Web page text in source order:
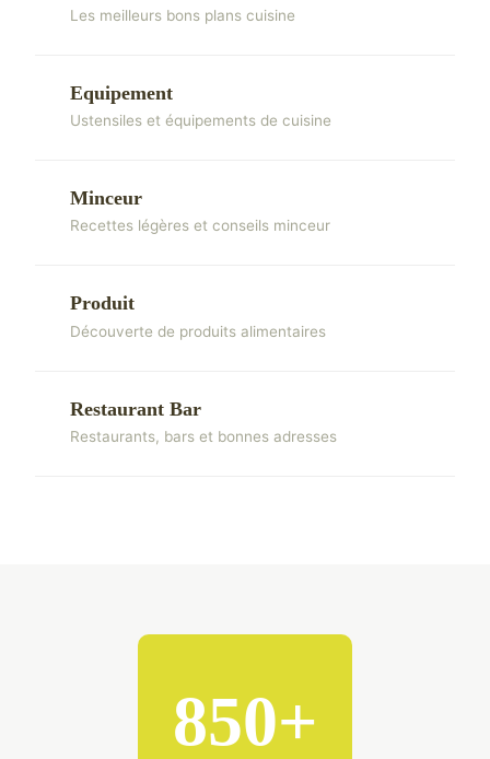
Les meilleurs bons plans cuisine
Equipement
Ustensiles et équipements de cuisine
Minceur
Recettes légères et conseils minceur
Produit
Découverte de produits alimentaires
Restaurant Bar
Restaurants, bars et bonnes adresses
850+